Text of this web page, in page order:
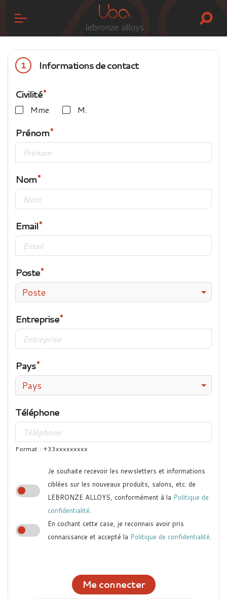
1 Informations de contact
Civilité
Mme M.
Prénom
Nom
Email
Poste
Poste
Entreprise
Pays
Pays
Téléphone
Format : +33xxxxxxxxx
Je souhaite recevoir les newsletters et informations
ciblées sur les nouveaux produits, salons, etc. de
LEBRONZE ALLOYS, conformément à la Politique de
confidentialité.
En cochant cette case, je reconnais avoir pris
connaissance et accepté la Politique de confidentialité.
Me connecter